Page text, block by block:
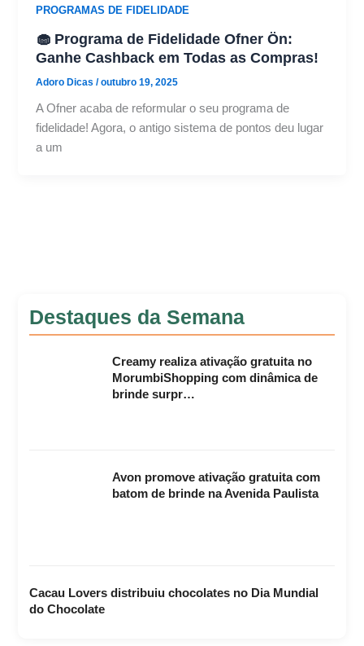
PROGRAMAS DE FIDELIDADE
🧁 Programa de Fidelidade Ofner Ön:
Ganhe Cashback em Todas as Compras!
Adoro Dicas/outubro 19, 2025
A Ofner acaba de reformular o seu programa de
fidelidade! Agora, o antigo sistema de pontos deu lugar
a um
Destaques da Semana
Creamy realiza ativação gratuita no
MorumbiShopping com dinâmica de
brinde surpr…
Avon promove ativação gratuita com
batom de brinde na Avenida Paulista
Cacau Lovers distribuiu chocolates no Dia Mundial
do Chocolate